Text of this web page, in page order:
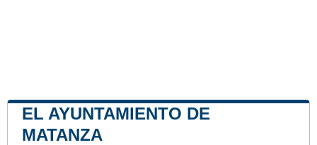
EL AYUNTAMIENTO DE
MATANZA